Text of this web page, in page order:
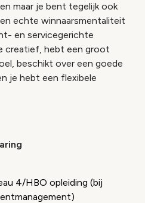
maar je bent tegelijk ook
echte winnaarsmentaliteit
en servicegerichte
creatief, hebt een groot
beschikt over een goede
je hebt een flexibele
4/HBO opleiding (bij